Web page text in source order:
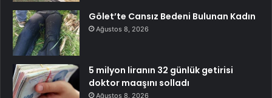
Gölet’te Cansız Bedeni Bulunan Kadın
Ağustos 8, 2026
5 milyon liranın 32 günlük getirisi
doktor maaşını solladı
Ağustos 8, 2026